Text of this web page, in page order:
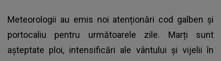
Meteorologii au emis noi atenționări cod galben și
portocaliu pentru următoarele zile. Marți sunt
așteptate ploi, intensificări ale vântului şi vijelii în